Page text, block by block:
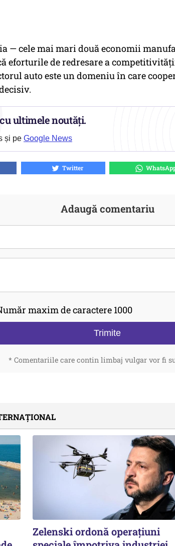
— cele mai mari două economii
eforturile de redresare a
auto este un domeniu în care
ultimele noutăți.
și pe Google News
Twitter
Adaugă comentariu
maxim de caractere 1000
Trimite
* Comentariile care contin limbaj vulgar vor fi
Zelenski ordonă operațiuni